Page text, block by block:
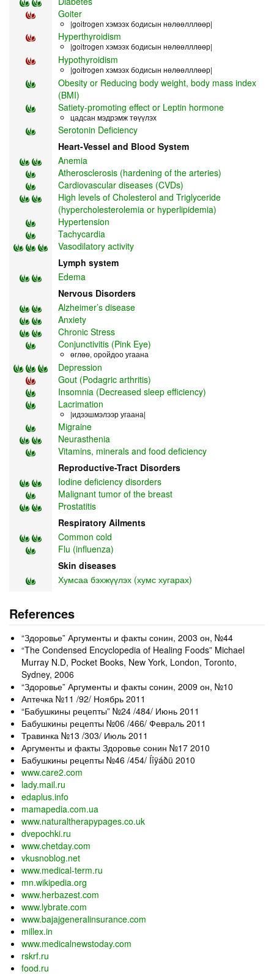
Goiter
|goitrogen хэмээх бодисын нөлөөлллөөр|
Hyperthyroidism
|goitrogen хэмээх бодисын нөлөөлллөөр|
Hypothyroidism
|goitrogen хэмээх бодисын нөлөөлллөөр|
Obesity or Reducing body weight, body mass index
(BMI)
Satiety-promoting effect or Leptin hormone
цадсан мэдрэмж төүүлэх
Serotonin Deficiency
Heart-Vessel and Blood System
Anemia
Atherosclerosis (hardening of the arteries)
Cardiovascular diseases (CVDs)
High levels of Cholesterol and Triglyceride
(hypercholesterolemia or hyperlipidemia)
Hypertension
Tachycardia
Vasodilatory activity
Lymph system
Edema
Nervous Disorders
Alzheimer’s disease
Anxiety
Chronic Stress
Conjunctivitis (Pink Eye)
өглөө, оройдоо угаана
Depression
Gout (Podagric arthritis)
Insomnia (Decreased sleep efficiency)
Lacrimation
|идээшмэлээр угаана|
Migraine
Neurasthenia
Vitamins, minerals and food deficiency
Reproductive-Tract Disorders
Iodine deficiency disorders
Malignant tumor of the breast
Prostatitis
Respiratory Ailments
Common cold
Flu (influenza)
Skin diseases
Хумсаа бэхжүүлэх (хумс хугарах)
References
“Здоровье” Аргументы и факты сонин, 2003 он, №44
“The Condensed Encyclopedia of Healing Foods” Michael
Murray N.D, Pocket Books, New York, London, Toronto,
Sydney, 2006
“Здоровье” Аргументы и факты сонин, 2009 он, №10
Аптечка №11 /92/ Ноябрь 2011
“Бабушкины рецепты” №24 /484/ Июнь 2011
Бабушкины рецепты №06 /466/ Февраль 2011
Травинка №13 /303/ Июль 2011
Аргументы и факты Здоровье сонин №17 2010
Бабушкины рецепты №46 /454/ Íîÿáðü 2010
www.care2.com
lady.mail.ru
edaplus.info
mamapedia.com.ua
www.naturaltherapypages.co.uk
dvepochki.ru
www.chetday.com
vkusnoblog.net
www.medical-term.ru
mn.wikipedia.org
www.herbazest.com
www.lybrate.com
www.bajajgeneralinsurance.com
millex.in
www.medicalnewstoday.com
rskrf.ru
food.ru